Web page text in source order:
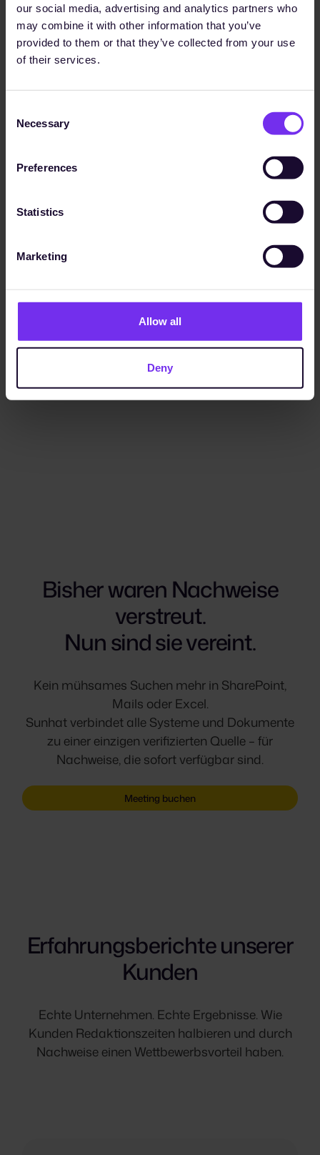
our social media, advertising and analytics partners who
may combine it with other information that you’ve
provided to them or that they’ve collected from your use
of their services.
Selection
Necessary
Preferences
Statistics
Marketing
Allow all
Deny
Regulatory Compliance
CSRD, EU-Taxonomie, LkSG: die
regulatorischen Anforderungen verschieben
Offenlegung durch nachvollziehbare,
ISO-Zertifizierungen, Lieferkettenaudits,
Compliance-Checks – operativer Nachweis
Sunhat zentralisiert alles in einer verifizierten
Library, damit nichts unbemerkt abläuft.
Bisher waren Nachweise
verstreut.
Nun sind sie vereint.
Kein mühsames Suchen mehr in SharePoint,
Mails oder Excel.
Sunhat verbindet alle Systeme und Dokumente
zu einer einzigen verifizierten Quelle – für
Nachweise, die sofort verfügbar sind.
Meeting buchen
Erfahrungsberichte unserer
Kunden
Echte Unternehmen. Echte Ergebnisse. Wie
Kunden Redaktionszeiten halbieren und durch
Nachweise einen Wettbewerbsvorteil haben.